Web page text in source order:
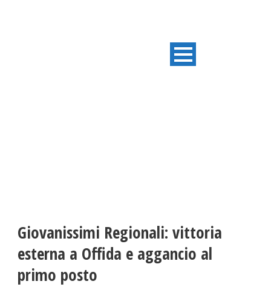
Giovanissimi Regionali: vittoria
esterna a Offida e aggancio al
primo posto